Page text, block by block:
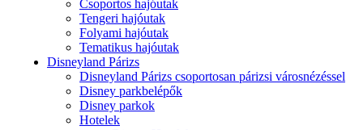
Csoportos hajóutak
Tengeri hajóutak
Folyami hajóutak
Tematikus hajóutak
Disneyland Párizs
Disneyland Párizs csoportosan párizsi városnézéssel
Disney parkbelépők
Disney parkok
Hotelek